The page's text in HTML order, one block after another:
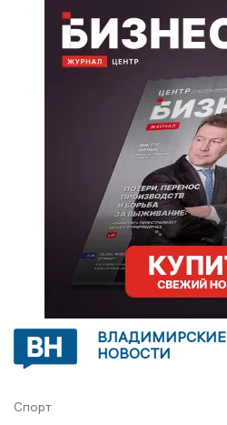
ВЛАДИМИРСКИЕ
НОВОСТИ
Спорт